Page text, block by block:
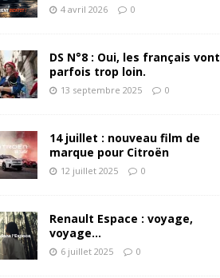
4 avril 2026 0
DS N°8 : Oui, les français vont
parfois trop loin.
13 septembre 2025 0
14 juillet : nouveau film de
marque pour Citroën
12 juillet 2025 0
Renault Espace : voyage,
voyage…
6 juillet 2025 0